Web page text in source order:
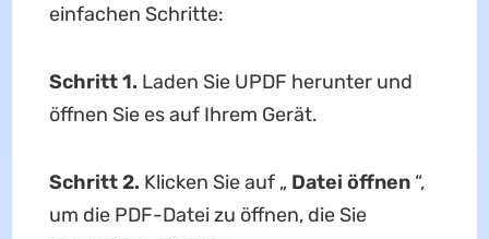
einfachen Schritte:
Schritt 1. Laden Sie UPDF herunter und
öffnen Sie es auf Ihrem Gerät.
Schritt 2. Klicken Sie auf „ Datei öffnen“,
um die PDF-Datei zu öffnen, die Sie